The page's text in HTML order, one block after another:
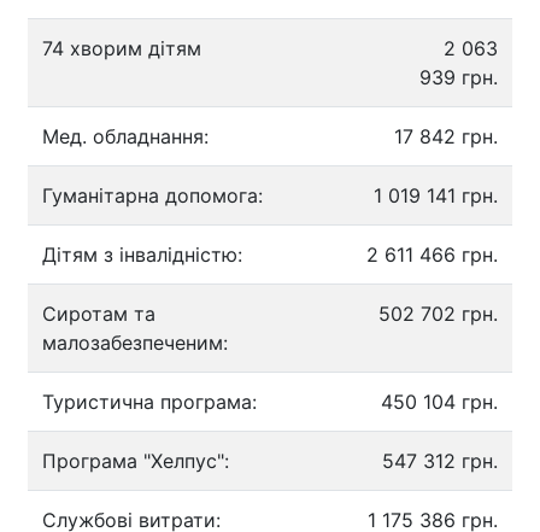
74 хворим дітям
2 063
939 грн.
Мед. обладнання: 17 842 грн.
Гуманітарна допомога: 1 019 141 грн.
Дітям з інвалідністю: 2 611 466 грн.
Сиротам та
малозабезпеченим:
502 702 грн.
Туристична програма: 450 104 грн.
Програма "Хелпус": 547 312 грн.
Службові витрати: 1 175 386 грн.